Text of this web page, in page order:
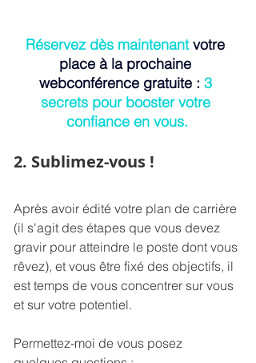
Réservez dès maintenant votre
place à la prochaine
webconférence gratuite : 3
secrets pour booster votre
confiance en vous.
2. Sublimez-vous !
Après avoir édité votre plan de carrière
(il s'agit des étapes que vous devez
gravir pour atteindre le poste dont vous
rêvez), et vous être fixé des objectifs, il
est temps de vous concentrer sur vous
et sur votre potentiel.
Permettez-moi de vous posez